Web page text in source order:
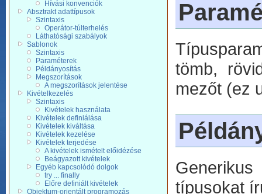
Hívási konvenciók
Absztrakt adattípusok
Szintaxis
Operátor-túlterhelés
Láthatósági szabályok
Sablonok
Szintaxis
Paraméterek
Példányosítás
Megszorítások
A megszorítások jelentése
Kivételkezelés
Szintaxis
Kivételek használata
Kivételek definiálása
Kivételek kiváltása
Kivételek kezelése
Kivételek terjedése
A kivételek ismételt előidézése
Beágyazott kivételek
Egyéb kapcsolódó dolgok
try ... finally
Előre definiált kivételek
Objektum-orientált programozás
tömb,
mezőt (ez
típusokat